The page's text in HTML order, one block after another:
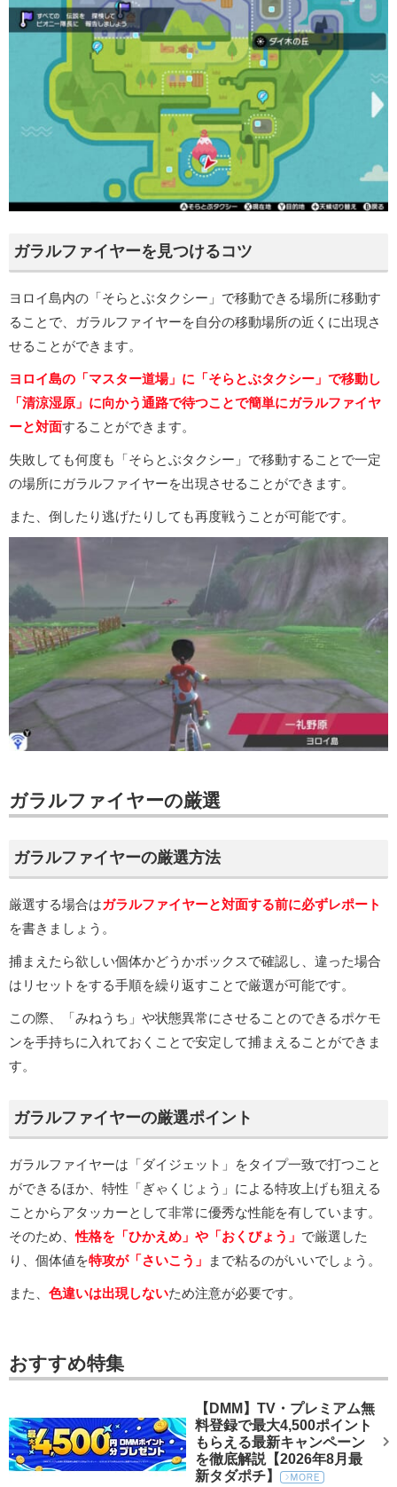
ガラルファイヤーを見つけるコツ
ヨロイ島内の「そらとぶタクシー」で移動できる場所に移動す
ることで、ガラルファイヤーを自分の移動場所の近くに出現さ
せることができます。
ヨロイ島の「マスター道場」に「そらとぶタクシー」で移動し
「清涼湿原」に向かう通路で待つことで簡単にガラルファイヤ
ーと対面することができます。
失敗しても何度も「そらとぶタクシー」で移動することで一定
の場所にガラルファイヤーを出現させることができます。
また、倒したり逃げたりしても再度戦うことが可能です。
ガラルファイヤーの厳選
ガラルファイヤーの厳選方法
厳選する場合はガラルファイヤーと対面する前に必ずレポート
を書きましょう。
捕まえたら欲しい個体かどうかボックスで確認し、違った場合
はリセットをする手順を繰り返すことで厳選が可能です。
この際、「みねうち」や状態異常にさせることのできるポケモ
ンを手持ちに入れておくことで安定して捕まえることができま
す。
ガラルファイヤーの厳選ポイント
ガラルファイヤーは「ダイジェット」をタイプ一致で打つこと
ができるほか、特性「ぎゃくじょう」による特攻上げも狙える
ことからアタッカーとして非常に優秀な性能を有しています。
そのため、性格を「ひかえめ」や「おくびょう」 で厳選した
り、個体値を特攻が「さいこう」 まで粘るのがいいでしょう。
また、 色違いは出現しないため注意が必要です。
おすすめ特集
【DMM】TV・プレミアム無
料登録で最大4,500ポイント
もらえる最新キャンペーン
を徹底解説【2026年8月最
新タダポチ】